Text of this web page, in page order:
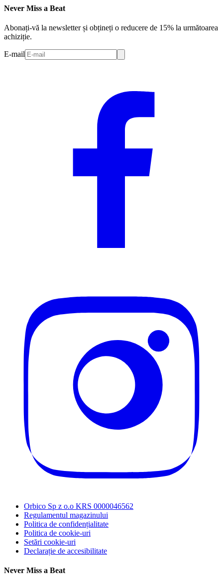
Never Miss a Beat
Abonați-vă la newsletter și obțineți o reducere de 15% la următoarea
achiziție.
E-mail
Orbico Sp z o.o KRS 0000046562
Regulamentul magazinului
Politica de confidențialitate
Politica de cookie-uri
Setări cookie-uri
Declarație de accesibilitate
Never Miss a Beat